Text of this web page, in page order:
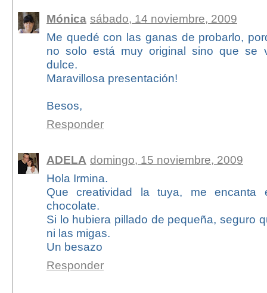
Mónica sábado, 14 noviembre, 2009
Me quedé con las ganas de probarlo,
no solo está muy original sino que se
dulce.
Maravillosa presentación!
Besos,
Responder
ADELA domingo, 15 noviembre, 2009
Hola Irmina.
Que creatividad la tuya, me
chocolate.
Si lo hubiera pillado de pequeña, seguro
ni las migas.
Un besazo
Responder